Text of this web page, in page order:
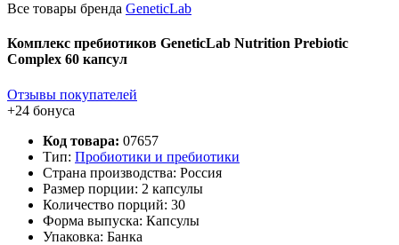
Все товары бренда GeneticLab
Комплекс пребиотиков GeneticLab Nutrition Prebiotic
Complex 60 капсул
Отзывы покупателей
+24 бонуса
Код товара: 07657
Тип: Пробиотики и пребиотики
Страна производства: Россия
Размер порции: 2 капсулы
Количество порций: 30
Форма выпуска: Капсулы
Упаковка: Банка